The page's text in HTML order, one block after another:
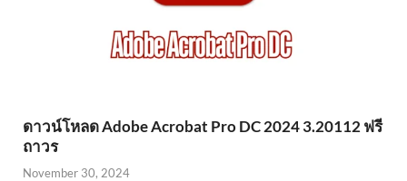
ดาวน์โหลด Adobe Acrobat Pro DC 2024 3.20112 ฟรี
ถาวร
November 30, 2024